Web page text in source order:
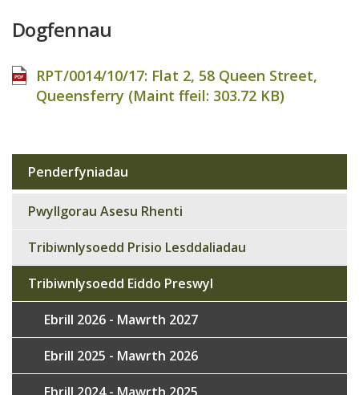
Dogfennau
RPT/0014/10/17: Flat 2, 58 Queen Street,
Queensferry (Maint ffeil: 303.72 KB)
Sub
navigation
Penderfyniadau
Pwyllgorau Asesu Rhenti
Tribiwnlysoedd Prisio Lesddaliadau
Tribiwnlysoedd Eiddo Preswyl
Ebrill 2026 - Mawrth 2027
Ebrill 2025 - Mawrth 2026